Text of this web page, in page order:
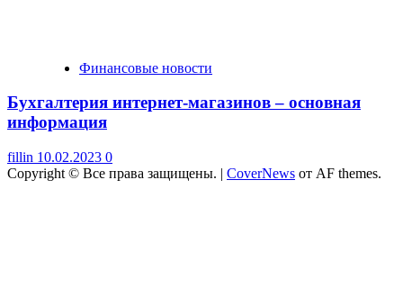
Финансовые новости
Бухгалтерия интернет-магазинов – основная
информация
fillin 10.02.2023 0
Copyright © Все права защищены. | CoverNews от AF themes.